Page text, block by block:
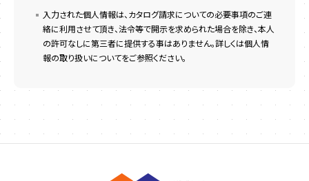
入力された個人情報は、カタログ請求についての必要事項のご連
絡に利用させて頂き、法令等で開示を求められた場合を除き、本人
の許可なしに第三者に提供する事はありません。詳しくは個人情
報の取り扱いについてをご参照ください。